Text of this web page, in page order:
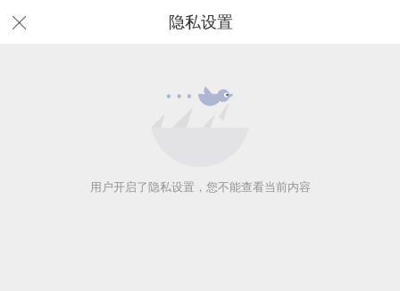
隐私设置
用户开启了隐私设置，您不能查看当前内容